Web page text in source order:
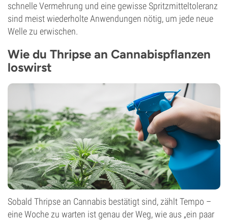
schnelle Vermehrung und eine gewisse Spritzmitteltoleranz
sind meist wiederholte Anwendungen nötig, um jede neue
Welle zu erwischen.
Wie du Thripse an Cannabispflanzen
loswirst
Sobald Thripse an Cannabis bestätigt sind, zählt Tempo –
eine Woche zu warten ist genau der Weg, wie aus „ein paar